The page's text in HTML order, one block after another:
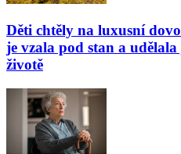
Děti chtěly na luxusní
je vzala pod stan a
životě